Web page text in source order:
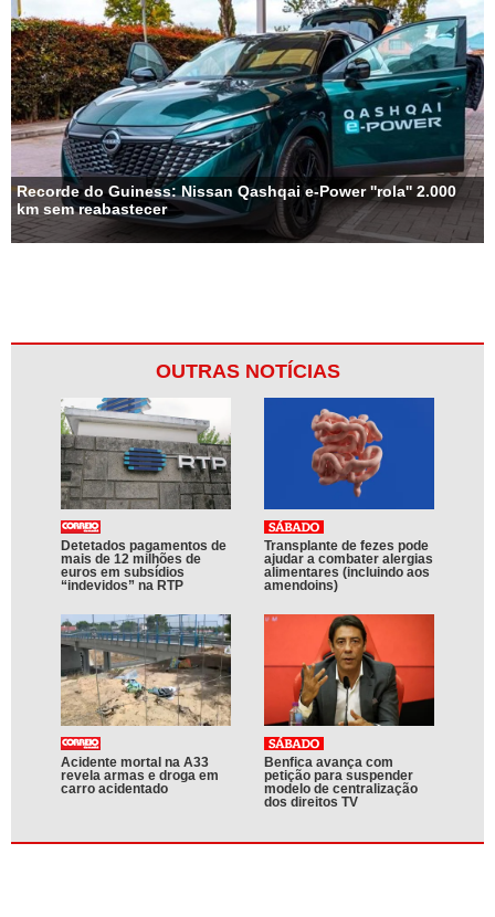
Recorde do Guiness: Nissan Qashqai e-Power ''rola'' 2.000
km sem reabastecer
OUTRAS NOTÍCIAS
Detetados pagamentos de
mais de 12 milhões de
euros em subsídios
“indevidos” na RTP
Transplante de fezes pode
ajudar a combater alergias
alimentares (incluindo aos
amendoins)
Acidente mortal na A33
revela armas e droga em
carro acidentado
Benfica avança com
petição para suspender
modelo de centralização
dos direitos TV